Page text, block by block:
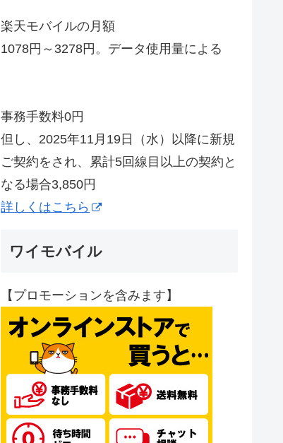
楽天モバイルの月額
1078円～3278円。データ使用量による
事務手数料0円
但し、2025年11月19日（水）以降に新規
ご契約をされ、累計5回線目以上の契約と
なる場合3,850円
詳しくはこちら
ワイモバイル
【プロモーションを含みます】